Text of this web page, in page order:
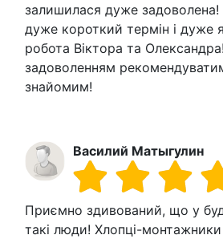
залишилася дуже
дуже короткий термін і дуже
робота Віктора та
задоволенням
знайомим!
Василий Матыгулин
Приємно здивований, що у
такі люди! Хлопці-